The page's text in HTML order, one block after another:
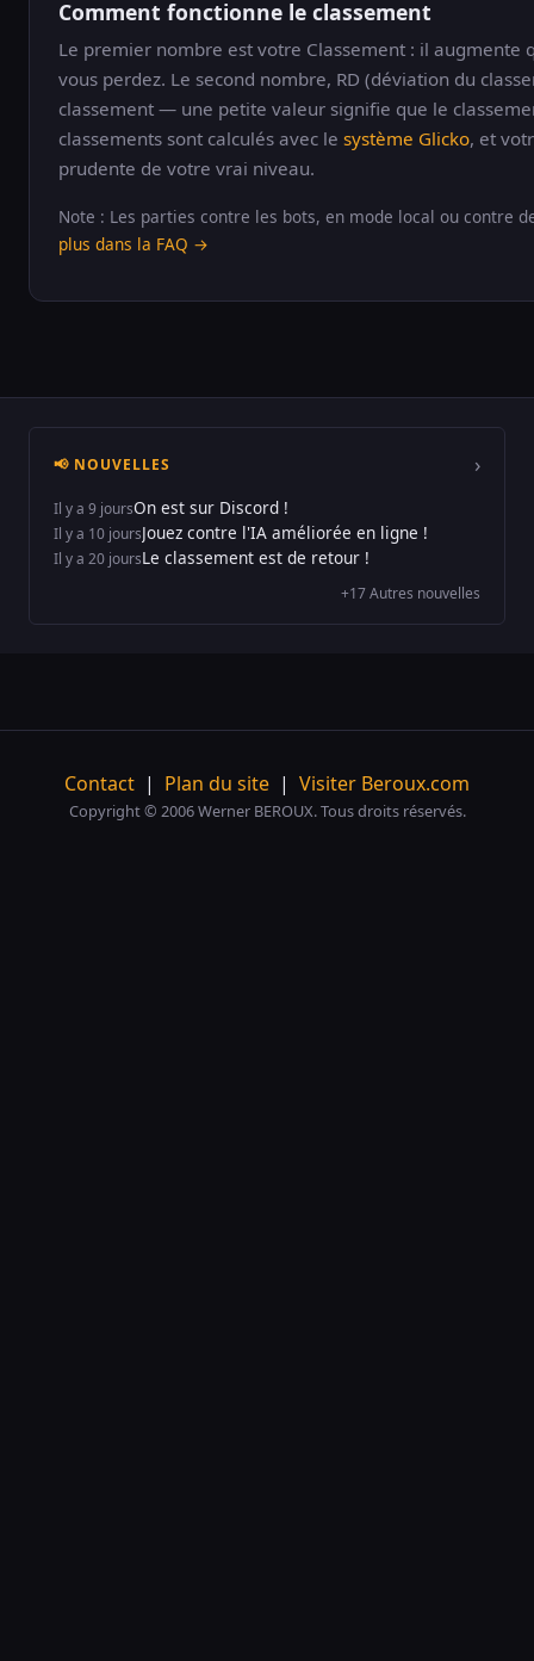
Comment fonctionne le classement
Le premier nombre est votre Classement : il
vous perdez. Le second nombre, RD (déviation du
classement — une petite valeur signifie que le
classements sont calculés avec le système Glicko, et
prudente de votre vrai niveau.
Note : Les parties contre les bots, en mode local ou contre
plus dans la FAQ →
📢 NOUVELLES ›
Il y a 9 joursOn est sur Discord !
Il y a 10 joursJouez contre l'IA améliorée en ligne !
Il y a 20 joursLe classement est de retour !
+17 Autres nouvelles
Contact | Plan du site | Visiter Beroux.com
Copyright © 2006 Werner BEROUX. Tous droits réservés.